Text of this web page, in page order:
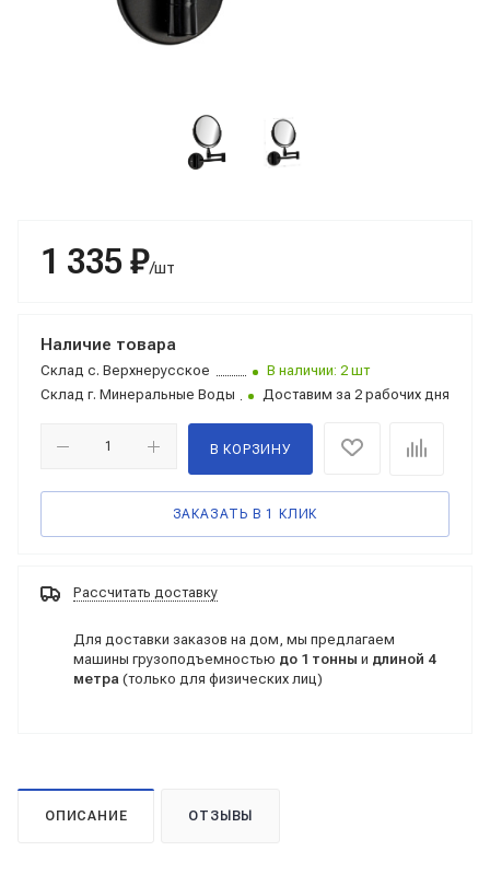
1 335 ₽/шт
Наличие товара
Склад с. Верхнерусское
В наличии: 2 шт
Склад г. Минеральные Воды Доставим за 2 рабочих дня
В КОРЗИНУ
ЗАКАЗАТЬ В 1 КЛИК
Рассчитать доставку
Для доставки заказов на дом, мы предлагаем
машины грузоподъемностью до 1 тонны и длиной 4
метра (только для физических лиц)
ОПИСАНИЕ ОТЗЫВЫ